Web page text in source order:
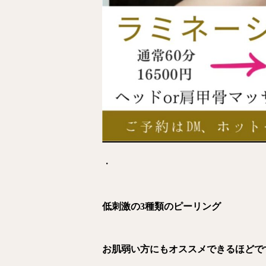
・
低刺激の3種類のピーリング
お肌弱い方にもオススメできるほどで